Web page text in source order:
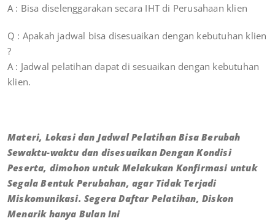
A : Bisa diselenggarakan secara IHT di Perusahaan klien
Q : Apakah jadwal bisa disesuaikan dengan kebutuhan klien
?
A : Jadwal pelatihan dapat di sesuaikan dengan kebutuhan
klien.
Materi, Lokasi dan Jadwal Pelatihan Bisa Berubah
Sewaktu-waktu dan disesuaikan Dengan Kondisi
Peserta, dimohon untuk Melakukan Konfirmasi untuk
Segala Bentuk Perubahan, agar Tidak Terjadi
Miskomunikasi. Segera Daftar Pelatihan, Diskon
Menarik hanya Bulan Ini